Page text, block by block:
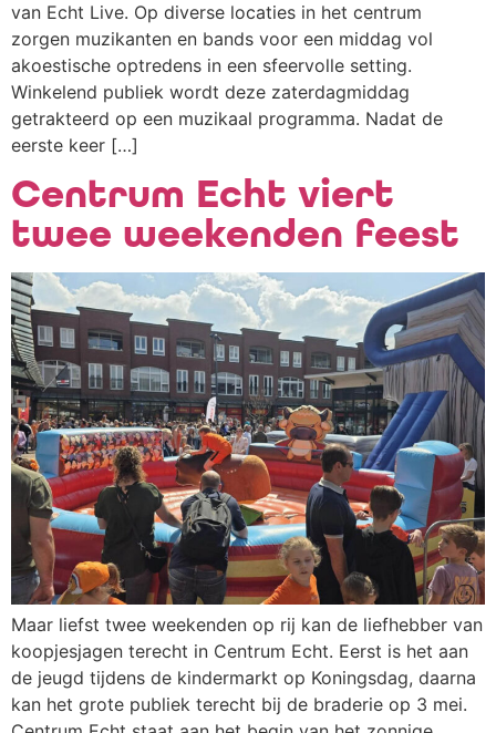
van Echt Live. Op diverse locaties in het centrum
zorgen muzikanten en bands voor een middag vol
akoestische optredens in een sfeervolle setting.
Winkelend publiek wordt deze zaterdagmiddag
getrakteerd op een muzikaal programma. Nadat de
eerste keer […]
Centrum Echt viert
twee weekenden feest
Maar liefst twee weekenden op rij kan de liefhebber van
koopjesjagen terecht in Centrum Echt. Eerst is het aan
de jeugd tijdens de kindermarkt op Koningsdag, daarna
kan het grote publiek terecht bij de braderie op 3 mei.